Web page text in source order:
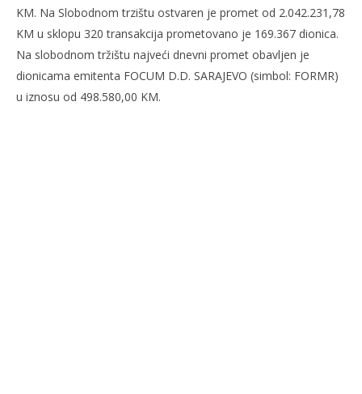
KM. Na Slobodnom trzištu ostvaren je promet od 2.042.231,78
KM u sklopu 320 transakcija prometovano je 169.367 dionica.
Na slobodnom tržištu najveći dnevni promet obavljen je
dionicama emitenta FOCUM D.D. SARAJEVO (simbol: FORMR)
u iznosu od 498.580,00 KM.